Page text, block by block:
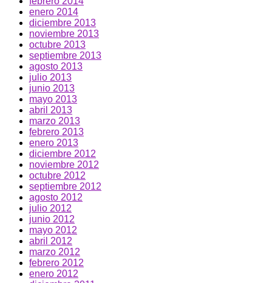
enero 2014
diciembre 2013
noviembre 2013
octubre 2013
septiembre 2013
agosto 2013
julio 2013
junio 2013
mayo 2013
abril 2013
marzo 2013
febrero 2013
enero 2013
diciembre 2012
noviembre 2012
octubre 2012
septiembre 2012
agosto 2012
julio 2012
junio 2012
mayo 2012
abril 2012
marzo 2012
febrero 2012
enero 2012